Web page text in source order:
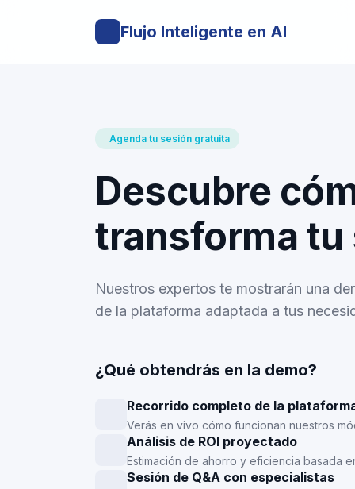
Flujo Inteligente en AI
Agenda tu sesión gratuita
Descubre
transforma
Nuestros expertos te mostrarán una
de la plataforma adaptada a tus
¿Qué obtendrás en la demo?
Recorrido completo de la
Verás en vivo cómo funcionan nuestros
Análisis de ROI proyectado
Estimación de ahorro y eficiencia basada
Sesión de Q&A con especialistas